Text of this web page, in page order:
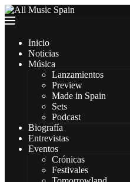
Inicio
Noticias
Música
Lanzamientos
Preview
Made in Spain
Sets
Podcast
Biografía
Entrevistas
Eventos
Crónicas
Festivales